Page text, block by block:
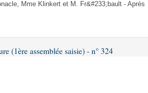
Mme Klinkert et M. Fr&#233;bault - Après
(1ère assemblée saisie) - n° 324